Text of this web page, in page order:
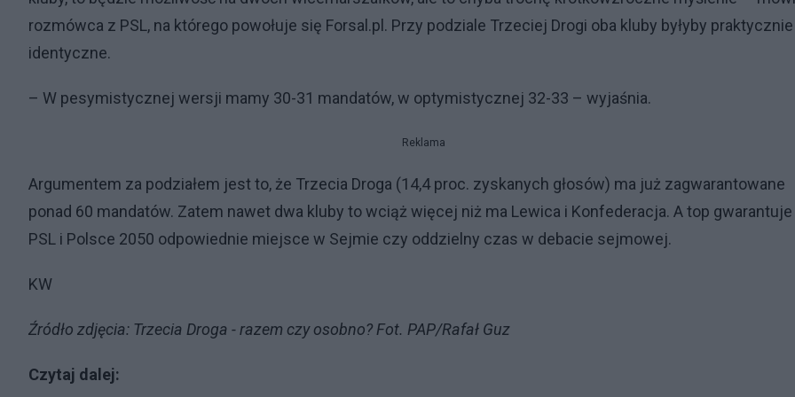
rozmówca z PSL, na którego powołuje się Forsal.pl. Przy podziale Trzeciej Drogi oba kluby byłyby praktycznie
identyczne.
– W pesymistycznej wersji mamy 30-31 mandatów, w optymistycznej 32-33 – wyjaśnia.
Reklama
Argumentem za podziałem jest to, że Trzecia Droga (14,4 proc. zyskanych głosów) ma już zagwarantowane
ponad 60 mandatów. Zatem nawet dwa kluby to wciąż więcej niż ma Lewica i Konfederacja. A top gwarantuje
PSL i Polsce 2050 odpowiednie miejsce w Sejmie czy oddzielny czas w debacie sejmowej.
KW
Źródło zdjęcia: Trzecia Droga - razem czy osobno? Fot. PAP/Rafał Guz
Czytaj dalej: